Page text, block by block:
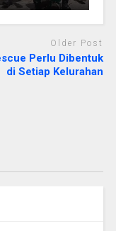
Older Post
Perlu Dibentuk
di Setiap Kelurahan